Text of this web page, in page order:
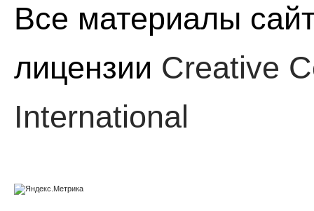
Все материалы
лицензии Creative
International